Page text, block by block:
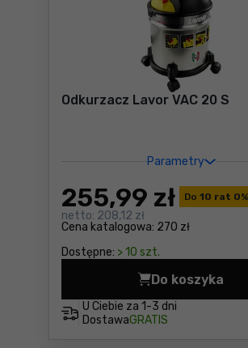
Odkurzacz Lavor VAC 20 S
Parametry
Do 10 rat 0%
Cena katalogowa: 270 zł
255,99 zł
netto: 208,12 zł
Dostępne: > 10 szt.
U Ciebie za 1-3 dni
DostawaGRATIS
Do koszyka